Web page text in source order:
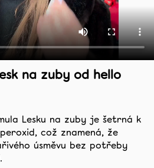
na zuby od hello
Lesku na zuby je šetrná k
což znamená, že
úsměvu bez potřeby